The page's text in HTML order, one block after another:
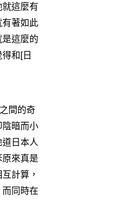
就這麼有
有著如此
這麼的
和[日
間的奇
陰暗而小
日本人
原來真是
計算，
而同時在